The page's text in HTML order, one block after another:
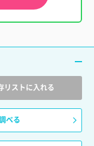
リストに入れる
べる